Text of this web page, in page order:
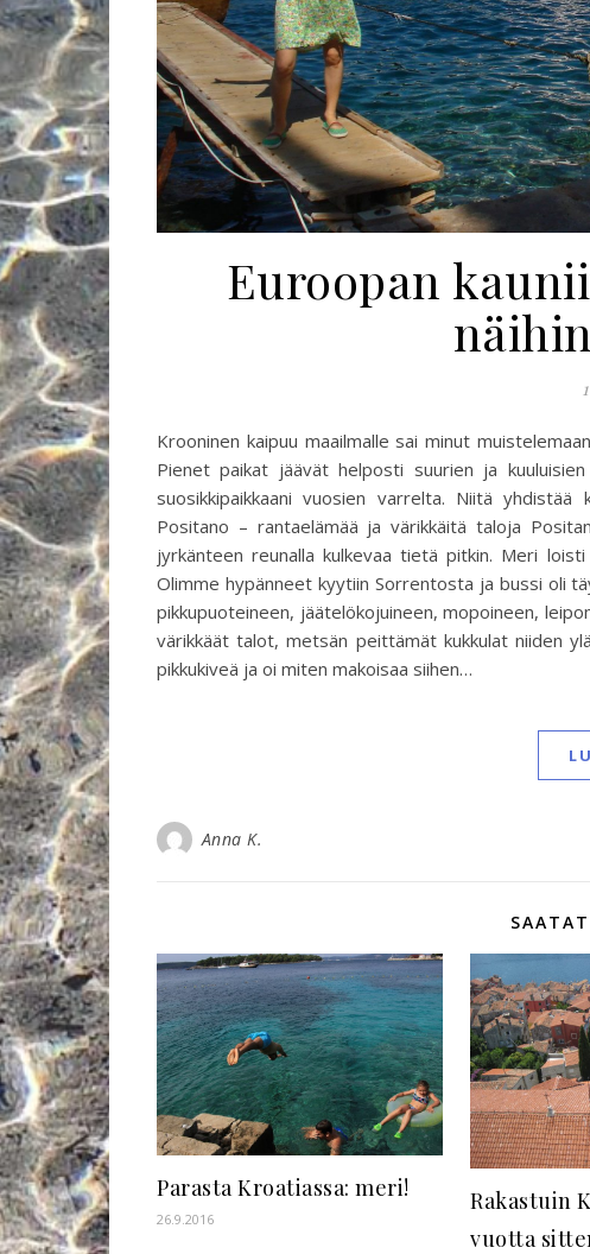
Euroopan
Krooninen kaipuu maailmalle sai minut
Pienet paikat jäävät helposti suurien ja
suosikkipaikkaani vuosien varrelta. Niitä
Positano – rantaelämää ja värikkäitä taloja
jyrkänteen reunalla kulkevaa tietä pitkin. Meri
Olimme hypänneet kyytiin Sorrentosta ja bussi oli
pikkupuoteineen, jäätelökojuineen, mopoineen,
värikkäät talot, metsän peittämät kukkulat niiden
pikkukiveä ja oi miten makoisaa siihen…
Anna K.
Parasta Kroatiassa: meri!
26.9.2016
Rakastuin
vuotta